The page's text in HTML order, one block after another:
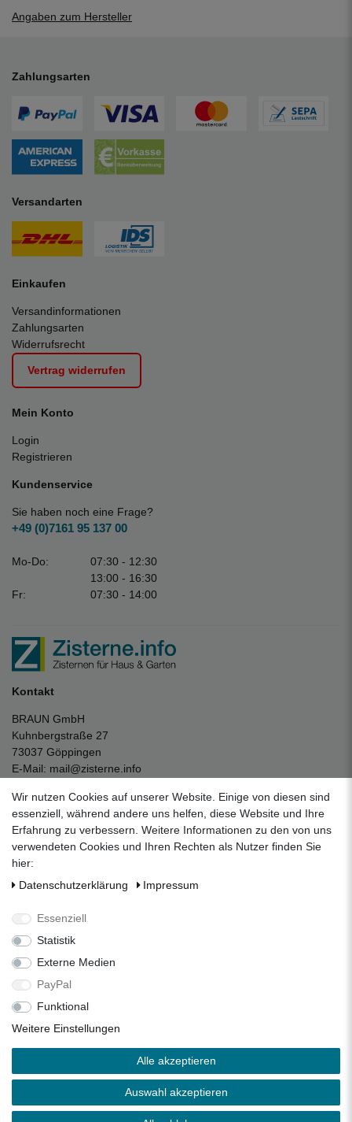
Angaben zum Hersteller
Zahlungsarten
Versandarten
Einkaufen
Versandinformationen
Zahlungsarten
Widerrufsrecht
Vertrag widerrufen
Mein Konto
Login
Registrieren
Kundenservice
Sie haben noch eine Frage?
+49 (0)7161 95 137 00
Mo-Do:
07:30 - 12:30
13:00 - 16:30
Fr:
07:30 - 14:00
Kontakt
BRAUN GmbH
Kuhnbergstraße 27
73037 Göppingen
E-Mail: mail@zisterne.info
Unternehmen
Datenschutzerklärung
Impressum
Über uns
Folgen Sie uns auf Social Media
Alle Preise inkl. 19% Mehrwertsteuer.
* Die verkauften Stückzahlen beziehen sich auf die Verkäufe
in unseren Shops und Marktplätzen.
** Der kostenlose Versand erfolgt ausschließlich innerhalb
des deutschen Festlandes ohne Inseln.
Copyright 2026 © Zisterne.info - Alle Rechte vorbehalten.
Wir nutzen Cookies auf unserer Website. Einige von diesen sind
essenziell, während andere uns helfen, diese Website und Ihre
Erfahrung zu verbessern. Weitere Informationen zu den von uns
verwendeten Cookies und Ihren Rechten als Nutzer finden Sie
hier:
Daten­schutz­erklärung
Impressum
Essenziell
Statistik
Externe Medien
PayPal
Funktional
Weitere Einstellungen
Alle akzeptieren
Auswahl akzeptieren